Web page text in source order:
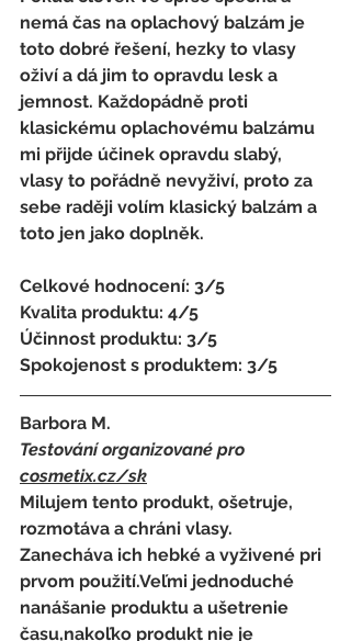
nemá čas na oplachový balzám je
toto dobré řešení, hezky to vlasy
oživí a dá jim to opravdu lesk a
jemnost. Každopádně proti
klasickému oplachovému balzámu
mi přijde účinek opravdu slabý,
vlasy to pořádně nevyživí, proto za
sebe raději volím klasický balzám a
toto jen jako doplněk.
Celkové hodnocení: 3/5
Kvalita produktu: 4/5
Účinnost produktu: 3/5
Spokojenost s produktem: 3/5
Barbora M.
Testování organizované pro
cosmetix.cz/sk
Milujem tento produkt, ošetruje,
rozmotáva a chráni vlasy.
Zanecháva ich hebké a vyživené pri
prvom použití.Veľmi jednoduché
nanášanie produktu a ušetrenie
času,nakoľko produkt nie je